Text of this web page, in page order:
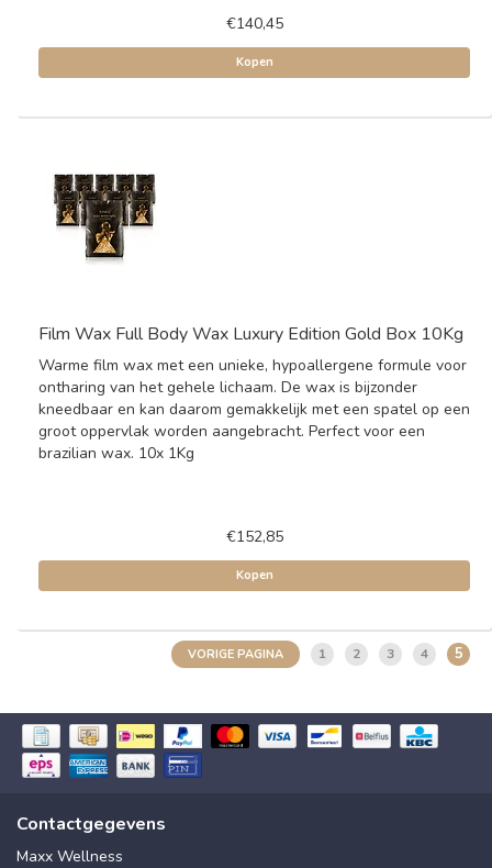
€140,45
Kopen
Film Wax Full Body Wax Luxury Edition Gold Box 10Kg
Warme film wax met een unieke, hypoallergene formule voor
ontharing van het gehele lichaam. De wax is bijzonder
kneedbaar en kan daarom gemakkelijk met een spatel op een
groot oppervlak worden aangebracht. Perfect voor een
brazilian wax. 10x 1Kg
€152,85
Kopen
VORIGE PAGINA 1 2 3 4 5
Contactgegevens
Maxx Wellness